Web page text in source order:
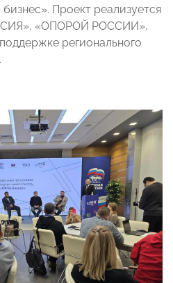
Проект реализуется
«ОПОРОЙ РОССИИ»,
регионального